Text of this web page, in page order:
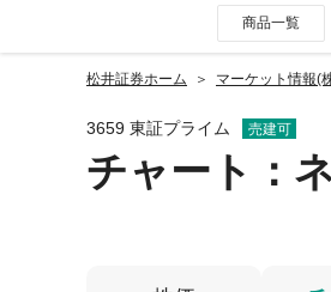
商品一覧
松井証券ホーム マーケット情報(
3659 東証プライム 売建可
チャート：